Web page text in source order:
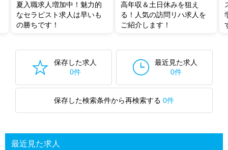
夏入職求人増加中！魅力的
なセラピスト求人は早いも
の勝ちです！
高年収＆土日休みを狙え
る！人気の訪問リハ求人を
ご紹介します！
保存した求人
0件
最近見た求人
0件
保存した検索条件から再検索する 0件
最近見た求人